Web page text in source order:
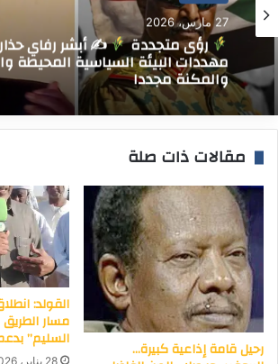
27 مارس، 2026
رؤى متجددة ✍ أبشر
مهددات البيئة السياسية المحيطة
والمكنة مجددا
الأخبار المحلية
25 مارس، 2026
مجلس البيئة يكشف عن موقف تقارير
مؤسسه علاجية لنقل ومعالجة
الخرطوم : المسار نيوز
مقالات ذات صلة
رحيل قامة إذاعية كبيرة…
القولد:
مسار الطريق
السليم”
28 يناير، 2026